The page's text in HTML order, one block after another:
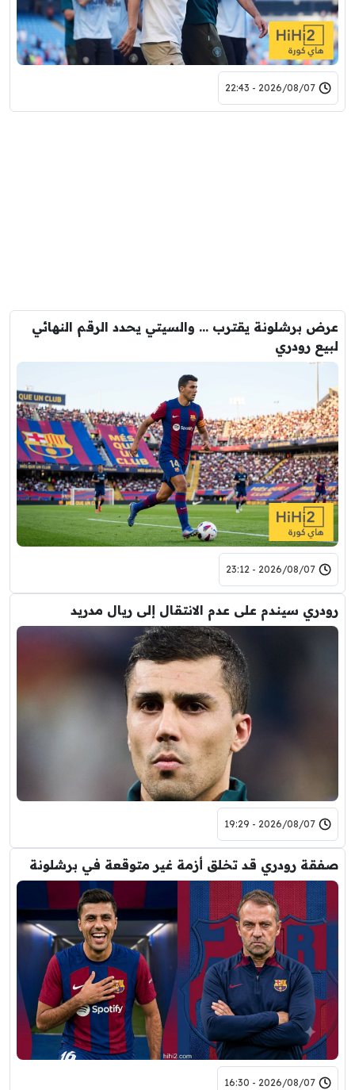
2026/08/07 - 22:43
عرض برشلونة يقترب … والسيتي يحدد الرقم النهائي
لبيع رودري
2026/08/07 - 23:12
رودري سيندم على عدم الانتقال إلى ريال مدريد
2026/08/07 - 19:29
صفقة رودري قد تخلق أزمة غير متوقعة في برشلونة
2026/08/07 - 16:30